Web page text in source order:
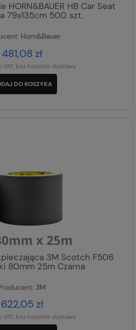
HORN&BAUER HB Car Seat
79x135cm 500 szt.
Horn&Bauer
481,08 zł
VAT, bez kosztów dostawy
DO KOSZYKA
3M Scotch F506
80mm 25m Czarna
3M
622,05 zł
VAT, bez kosztów dostawy